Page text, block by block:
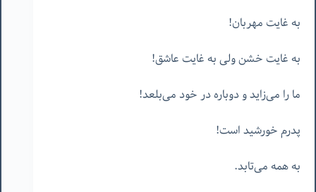
به غایت مهربان!
به غایت خشن ولی به غایت عاشق!
ما را می‌زاید و دوباره در خود می‌بلعد!
پدرم خورشید است!
به همه می‌تابد.